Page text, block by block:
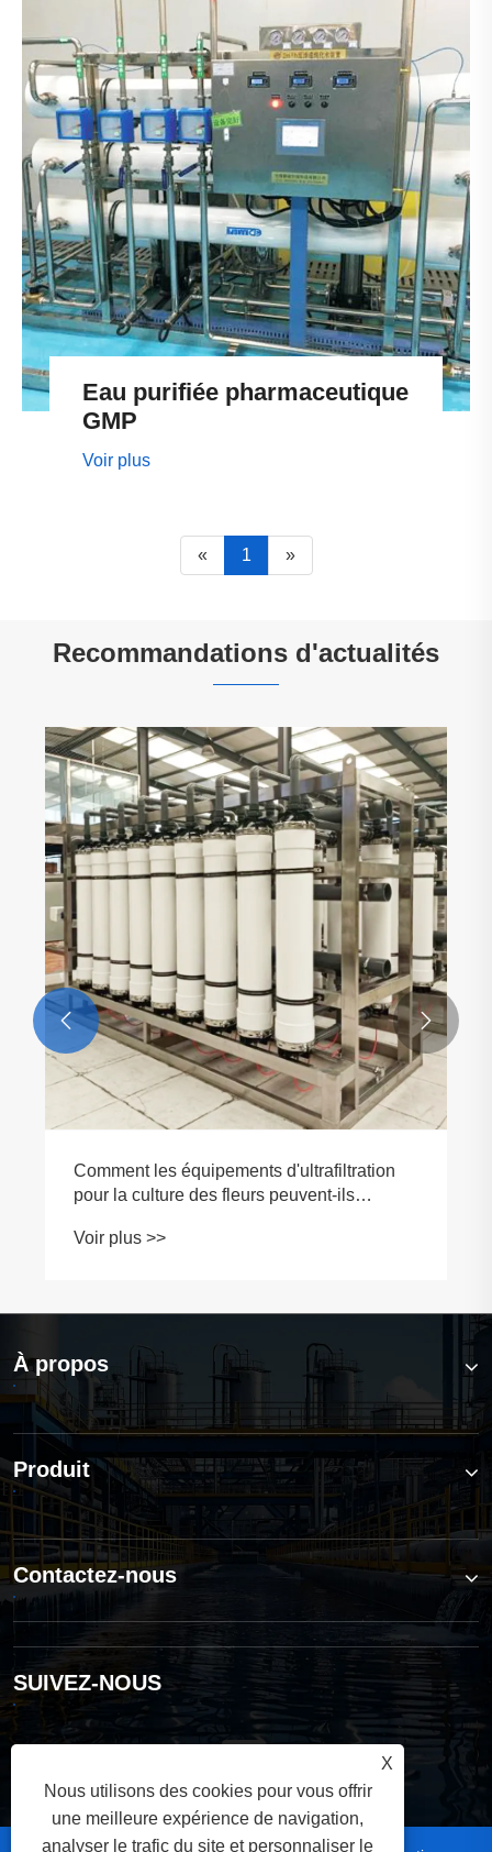
Eau purifiée pharmaceutique
GMP
Voir plus
« 1 »
Recommandations d'actualités
Comment les équipements d'ultrafiltration
pour la culture des fleurs peuvent-ils
rendements et réduire les coûts
Voir plus >>
 
À propos
Produit
Contactez-nous
SUIVEZ-NOUS
X
Nous utilisons des cookies pour vous offrir
une meilleure expérience de navigation,
analyser le trafic du site et personnaliser le